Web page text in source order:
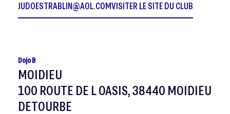
JUDOESTRABLIN@AOL.COMVISITER LE SITE DU CLUB
Dojo B
MOIDIEU
100 ROUTE DE L OASIS, 38440 MOIDIEU
DETOURBE